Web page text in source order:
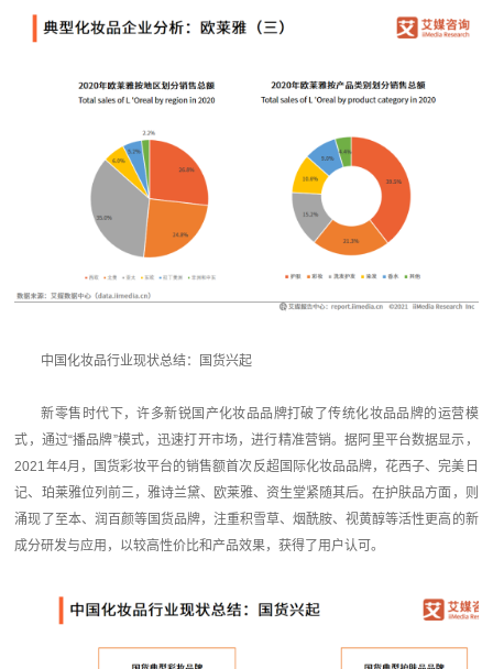
中国化妆品行业现状总结：国货兴起
新零售时代下，许多新锐国产化妆品品牌打破了传统化妆品品牌的运营模
式，通过“播品牌”模式，迅速打开市场，进行精准营销。据阿里平台数据显示，
2021年4月，国货彩妆平台的销售额首次反超国际化妆品品牌，花西子、完美日
记、珀莱雅位列前三，雅诗兰黛、欧莱雅、资生堂紧随其后。在护肤品方面，则
涌现了至本、润百颜等国货品牌，注重积雪草、烟酰胺、视黄醇等活性更高的新
成分研发与应用，以较高性价比和产品效果，获得了用户认可。